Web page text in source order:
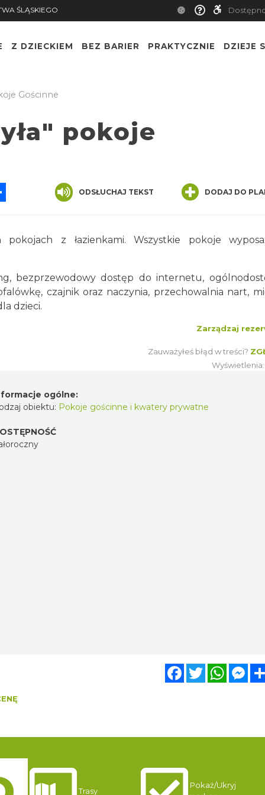
ŚLĄSKIEGO
Z DZIECKIEM BEZ BARIER PRAKTYCZNIE DZIEJE
Gościnne
pokoje
ODSŁUCHAJ TEKST DODAJ DO
z łazienkami. Wszystkie pokoje
bezprzewodowy dostęp do internetu,
czajnik oraz naczynia, przechowalnia nart,
dzieci.
Zarządzaj
Zauważyłeś błąd w treści?
Wyświetlenia:
ogólne:
obiektu: Pokoje gościnne i kwatery prywatne
FacebookTwitter
Trasy
Pokaż/Ukryj